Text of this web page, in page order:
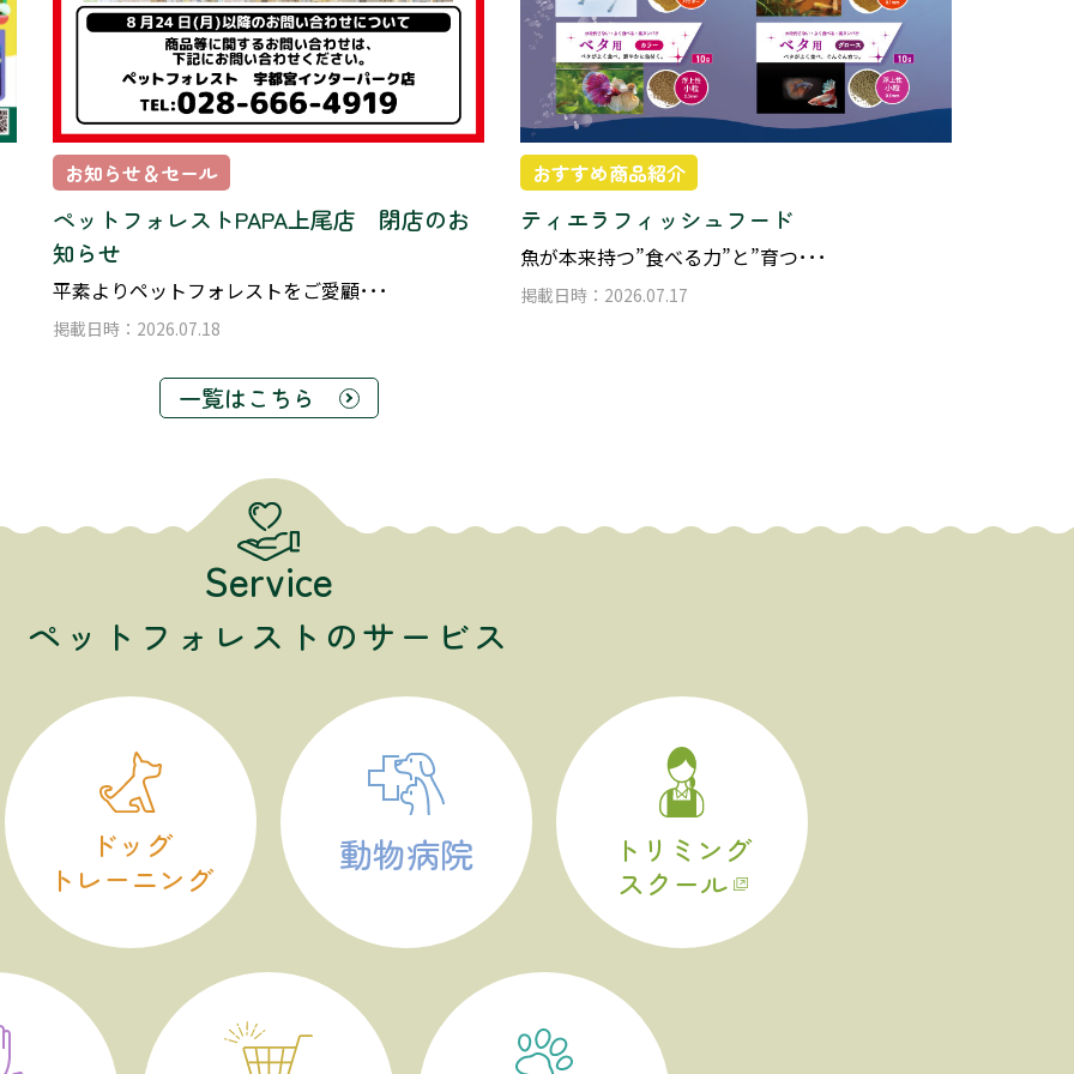
お知らせ＆セール
ペットフォレストPAPA上尾店 閉店のお
知らせ
平素よりペットフォレストをご愛顧･･･
掲載日時：2026.07.18
おすすめ商品紹介
ティエラフィッシュフード
魚が本来持つ”食べる力”と”育つ･･･
掲載日時：2026.07.17
一覧はこちら
Service
ペットフォレストのサービス
ドッグ
トレーニング
動物病院
トリミング
スクール